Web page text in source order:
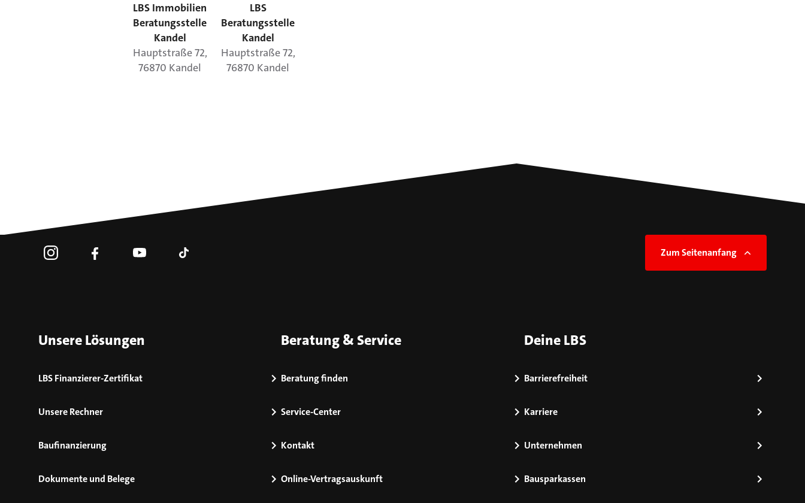
LBS Immobilien
Beratungsstelle
Kandel
Hauptstraße72,
76870 Kandel
LBS
Beratungsstelle
Kandel
Hauptstraße72,
76870 Kandel
Zum Seitenanfang
Unsere Lösungen
LBS Finanzierer-Zertifikat
Unsere Rechner
Baufinanzierung
Dokumente und Belege
Beratung & Service
Beratung finden
Service-Center
Kontakt
Online-Vertragsauskunft
Deine LBS
Barrierefreiheit
Karriere
Unternehmen
Bausparkassen